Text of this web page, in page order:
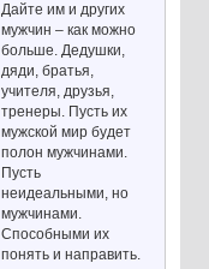
Дайте им и других
мужчин – как можно
больше. Дедушки,
дяди, братья,
учителя, друзья,
тренеры. Пусть их
мужской мир будет
полон мужчинами.
Пусть
неидеальными, но
мужчинами.
Способными их
понять и направить.